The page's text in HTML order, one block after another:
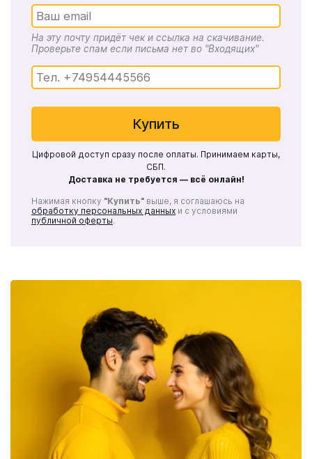
На эту почту придёт чек и ссылка на скачивание.
Проверьте спам если письма нет во "Входящих"
Купить
Цифровой доступ сразу после оплаты. Принимаем карты,
СБП.
Доставка не требуется — всё онлайн!
Нажимая кнопку "Купить" выше, я соглашаюсь на
обработку персональных данных и с условиями
публичной оферты.